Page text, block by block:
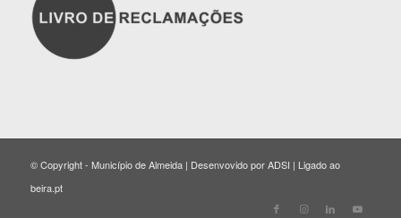
© Copyright - Município de Almeida | Desenvovido por ADSI | Ligado ao
beira.pt